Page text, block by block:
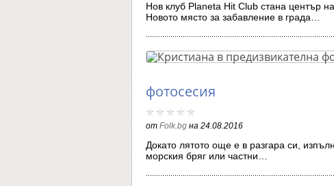
Нов клуб Planeta Hit Club стана център
Новото място за забавление в града…
фотосесия
от Folk.bg на 24.08.2016
Докато лятото още е в разгара си,
морския бряг или частни…